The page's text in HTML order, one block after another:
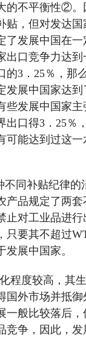
的不平衡性②
贴，但对发达
了发展中国在
出口竞争力达
的3 ． 25％，那
发展中国家达到
些发展中国家
出口得3 ． 25％
可能达到过这
不同补贴纪律
产品规定了两
止对工业品进
只要其不超过
展中国家。
程度较高，其
国外市场并抵
一般比较落后
竞争，因此，